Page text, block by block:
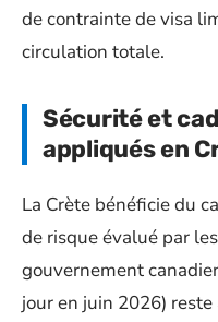
de contrainte de visa
circulation totale.
Sécurité et
appliqués en
La Crète bénéficie du
de risque évalué par
gouvernement
jour en juin 2026)